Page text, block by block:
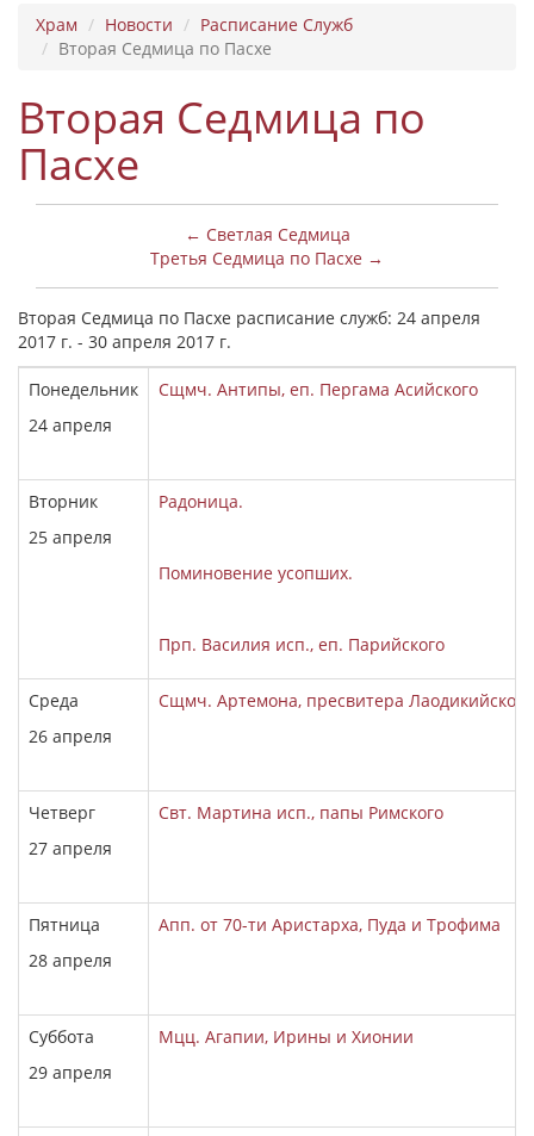
Храм Новости
Расписание Служб
Вторая Седмица по Пасхе
Вторая Седмица по
Пасхе
← Светлая Седмица
Третья Седмица по Пасхе →
Вторая Седмица по Пасхе расписание служб: 24 апреля
2017 г. - 30 апреля 2017 г.
Понедельник
24 апреля
Сщмч. Антипы, еп. Пергама Асийского
Вторник
25 апреля
Радоница.
Поминовение усопших.
Прп. Василия исп., еп. Парийского
Среда
26 апреля
Сщмч. Артемона, пресвитера Лаодикийского
Четверг
27 апреля
Свт. Мартина исп., папы Римского
Пятница
28 апреля
Апп. от 70-ти Аристарха, Пуда и Трофима
Суббота
29 апреля
Мцц. Агапии, Ирины и Хионии